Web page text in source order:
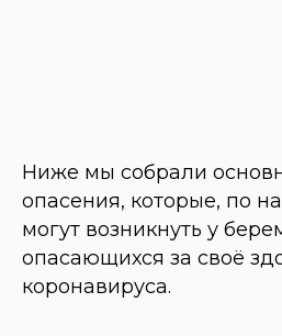
Ниже мы собрали
опасения, которые, по
могут возникнуть у
опасающихся за своё
коронавируса.